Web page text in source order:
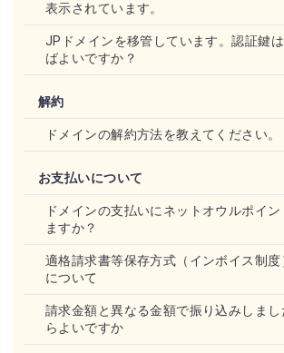
表示されています。
JPドメインを移管しています。認証鍵
ばよいですか？
解約
ドメインの解約方法を教えてください。
お支払いについて
ドメインの支払いにネットオウルポイン
ますか？
適格請求書等保存方式（インボイス制
について
請求金額と異なる金額で振り込みしまし
らよいですか